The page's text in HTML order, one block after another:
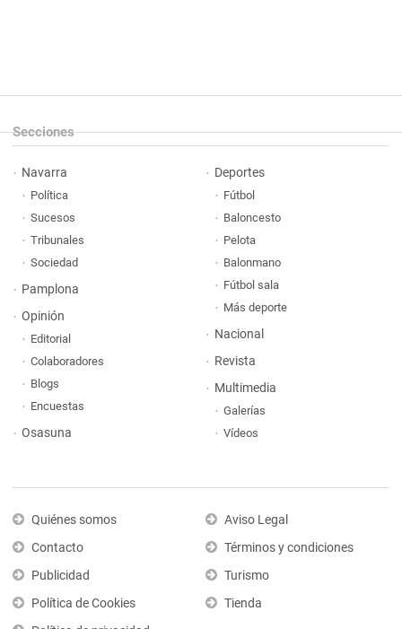
Secciones
Navarra
Política
Sucesos
Tribunales
Sociedad
Pamplona
Opinión
Editorial
Colaboradores
Blogs
Encuestas
Osasuna
Deportes
Fútbol
Baloncesto
Pelota
Balonmano
Fútbol sala
Más deporte
Nacional
Revista
Multimedia
Galerías
Vídeos
Quiénes somos
Contacto
Publicidad
Política de Cookies
Aviso Legal
Términos y condiciones
Turismo
Tienda